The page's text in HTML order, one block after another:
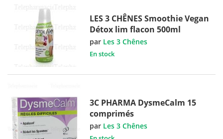
LES 3 CHÊNES Smoothie Vegan
Détox lim flacon 500ml
par Les 3 Chênes
En stock
3C PHARMA DysmeCalm 15
comprimés
par Les 3 Chênes